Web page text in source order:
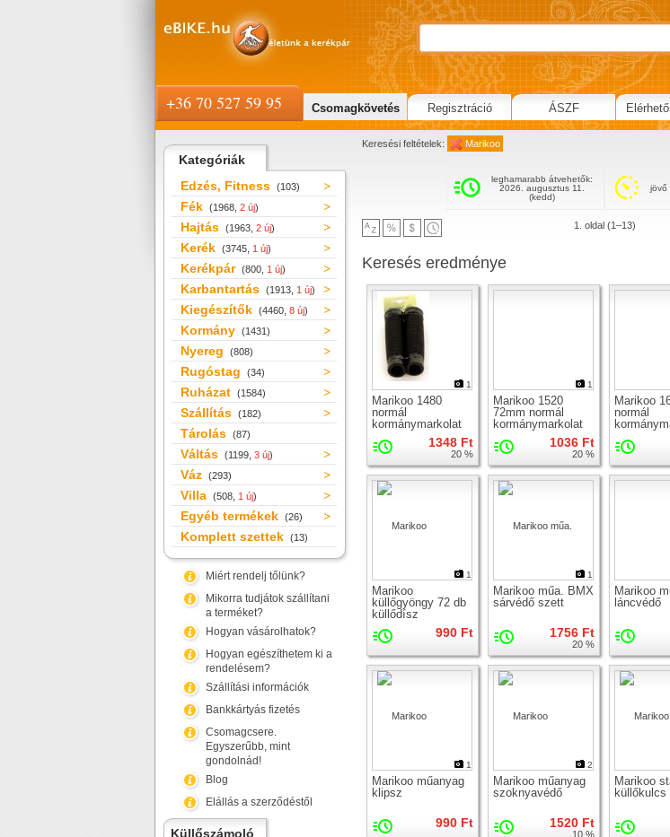
Kategóriák
Edzés, Fitness (103)
Fék (1968, 2 új)
Hajtás (1963, 2 új)
Kerék (3745, 1 új)
Kerékpár (800, 1 új)
Karbantartás (1913, 1 új)
Kiegészítők (4460, 8 új)
Kormány (1431)
Nyereg (808)
Rugóstag (34)
Ruházat (1584)
Szállítás (182)
Tárolás (87)
Váltás (1199, 3 új)
Váz (293)
Villa (508, 1 új)
Egyéb termékek (26)
Komplett szettek (13)
Miért rendelj tőlünk?
Mikorra tudjátok szállítani
a terméket?
Hogyan vásárolhatok?
Hogyan egészíthetem ki a
rendelésem?
Szállítási információk
Bankkártyás fizetés
Csomagcsere.
Egyszerűbb, mint
gondolnád!
Blog
Elállás a szerződéstől
Küllőszámoló
Keresési feltételek: Marikoo
leghamarabb átvehetők:
2026. augusztus 11.
(kedd)
jövő
1. oldal (1–13)
Keresés eredménye
1
Marikoo 1480
normál
kormánymarkolat
1348 Ft
20 %
1
Marikoo 1520
72mm normál
kormánymarkolat
1036 Ft
20 %
Marikoo
normál
1
Marikoo
küllőgyöngy 72 db
küllődísz
990 Ft
1
Marikoo műa. BMX
sárvédő szett
1756 Ft
20 %
Marikoo
láncvédő
1
Marikoo műanyag
klipsz
990 Ft
2
Marikoo műanyag
szoknyavédő
1520 Ft
10 %
Marikoo
küllőkulcs
+36 70 527 59 95 Csomagkövetés Regisztráció ÁSZF